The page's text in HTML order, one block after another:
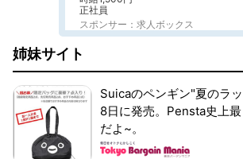
正社員
スポンサー：求人ボックス
姉妹サイト
Suicaのペンギン"夏のラ
8日に発売。Pensta史上
だよ~。